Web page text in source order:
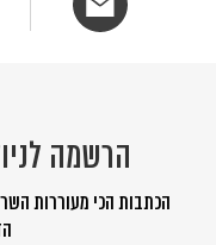
הרשמה
הכתבות הכי מעוררות